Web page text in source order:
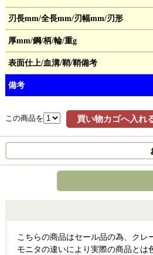
刃長mm/全長mm/刃幅mm/刃形
厚mm/鋼/柄/輪/重g
表面仕上/血溝/鞘/鞘備考
備考
この商品を 買い物カゴへ入れ
こちらの商品はセール品の為、ク
モニタの違いにより実際の商品と